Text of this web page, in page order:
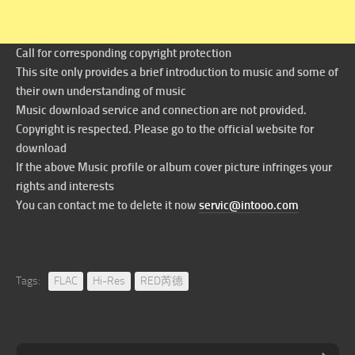
Call for corresponding copyright protection
This site only provides a brief introduction to music and some of
their own understanding of music
Music download service and connection are not provided.
Copyright is respected. Please go to the official website for
download
If the above Music profile or album cover picture infringes your
rights and interests
You can contact me to delete it now servic@intooo.com
Tags: FLAC Hi-Res RED芮德